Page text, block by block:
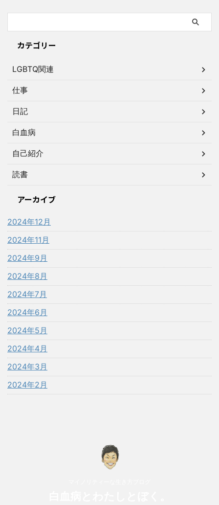
カテゴリー
LGBTQ関連
仕事
日記
白血病
自己紹介
読書
アーカイブ
2024年12月
2024年11月
2024年9月
2024年8月
2024年7月
2024年6月
2024年5月
2024年4月
2024年3月
2024年2月